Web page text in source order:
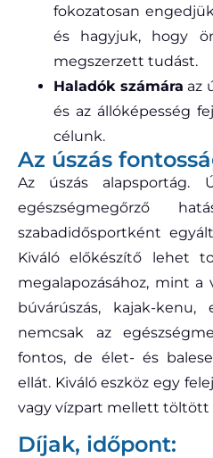
fokozatosan
és hagyjuk, hogy
megszerzett tudást.
Haladók számára az
és az állóképesség
célunk.
Az úszás
Az úszás alapsportág.
egészségmegőrző
szabadidősportként
Kiváló előkészítő lehet
megalapozásához, mint a
búvárúszás, kajak-kenu,
nemcsak az
fontos, de élet- és
ellát. Kiváló eszköz egy
vagy vízpart mellett töltött
Díjak, időpont: